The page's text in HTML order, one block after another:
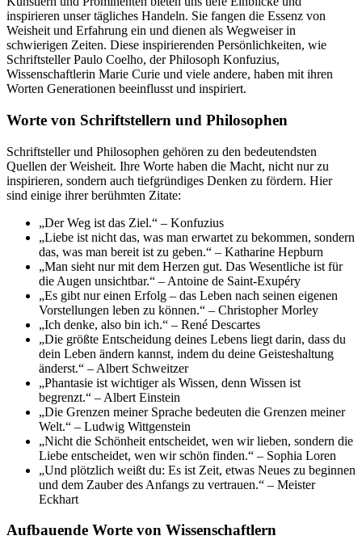
inspirieren unser tägliches Handeln. Sie fangen die Essenz von
Weisheit und Erfahrung ein und dienen als Wegweiser in
schwierigen Zeiten. Diese inspirierenden Persönlichkeiten, wie
Schriftsteller Paulo Coelho, der Philosoph Konfuzius,
Wissenschaftlerin Marie Curie und viele andere, haben mit ihren
Worten Generationen beeinflusst und inspiriert.
Worte von Schriftstellern und Philosophen
Schriftsteller und Philosophen gehören zu den bedeutendsten
Quellen der Weisheit. Ihre Worte haben die Macht, nicht nur zu
inspirieren, sondern auch tiefgründiges Denken zu fördern. Hier
sind einige ihrer berühmten Zitate:
„Der Weg ist das Ziel.“ – Konfuzius
„Liebe ist nicht das, was man erwartet zu bekommen, sondern
das, was man bereit ist zu geben.“ – Katharine Hepburn
„Man sieht nur mit dem Herzen gut. Das Wesentliche ist für
die Augen unsichtbar.“ – Antoine de Saint-Exupéry
„Es gibt nur einen Erfolg – das Leben nach seinen eigenen
Vorstellungen leben zu können.“ – Christopher Morley
„Ich denke, also bin ich.“ – René Descartes
„Die größte Entscheidung deines Lebens liegt darin, dass du
dein Leben ändern kannst, indem du deine Geisteshaltung
änderst.“ – Albert Schweitzer
„Phantasie ist wichtiger als Wissen, denn Wissen ist
begrenzt.“ – Albert Einstein
„Die Grenzen meiner Sprache bedeuten die Grenzen meiner
Welt.“ – Ludwig Wittgenstein
„Nicht die Schönheit entscheidet, wen wir lieben, sondern die
Liebe entscheidet, wen wir schön finden.“ – Sophia Loren
„Und plötzlich weißt du: Es ist Zeit, etwas Neues zu beginnen
und dem Zauber des Anfangs zu vertrauen.“ – Meister
Eckhart
Aufbauende Worte von Wissenschaftlern